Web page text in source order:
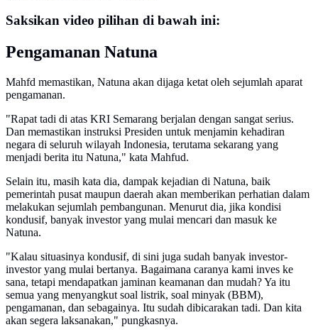
Saksikan video pilihan di bawah ini:
Pengamanan Natuna
Mahfd memastikan, Natuna akan dijaga ketat oleh sejumlah aparat
pengamanan.
"Rapat tadi di atas KRI Semarang berjalan dengan sangat serius.
Dan memastikan instruksi Presiden untuk menjamin kehadiran
negara di seluruh wilayah Indonesia, terutama sekarang yang
menjadi berita itu Natuna," kata Mahfud.
Selain itu, masih kata dia, dampak kejadian di Natuna, baik
pemerintah pusat maupun daerah akan memberikan perhatian dalam
melakukan sejumlah pembangunan. Menurut dia, jika kondisi
kondusif, banyak investor yang mulai mencari dan masuk ke
Natuna.
"Kalau situasinya kondusif, di sini juga sudah banyak investor-
investor yang mulai bertanya. Bagaimana caranya kami inves ke
sana, tetapi mendapatkan jaminan keamanan dan mudah? Ya itu
semua yang menyangkut soal listrik, soal minyak (BBM),
pengamanan, dan sebagainya. Itu sudah dibicarakan tadi. Dan kita
akan segera laksanakan," pungkasnya.